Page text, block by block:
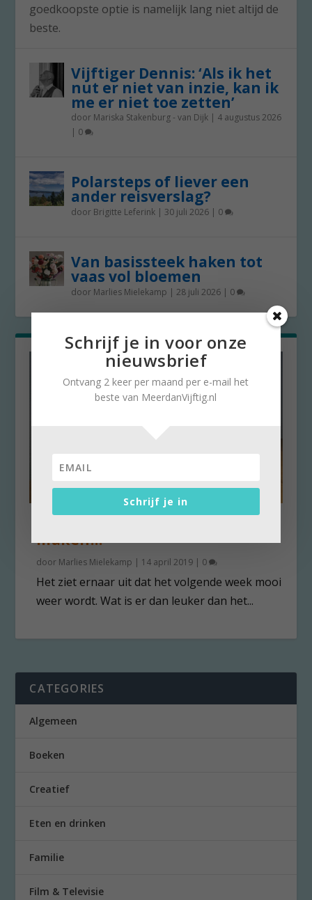
goedkoopste optie is namelijk lang niet altijd de
beste.
Vijftiger Dennis: ‘Als ik het
nut er niet van inzie, kan ik
me er niet toe zetten’
door Mariska Stakenburg - van Dijk | 4 augustus 2026
| 0
Polarsteps of liever een
ander reisverslag?
door Brigitte Leferink | 30 juli 2026 | 0
Van basissteek haken tot
vaas vol bloemen
door Marlies Mielekamp |28 juli 2026 | 0
maken…
door Marlies Mielekamp | 14 april 2019 | 0
Het ziet ernaar uit dat het volgende week mooi
weer wordt. Wat is er dan leuker dan het...
CATEGORIES
Algemeen
Boeken
Creatief
Eten en drinken
Familie
Film & Televisie
Schrijf je in voor onze
nieuwsbrief
Ontvang 2 keer per maand per e-mail het
beste van MeerdanVijftig.nl
Schrijf je in